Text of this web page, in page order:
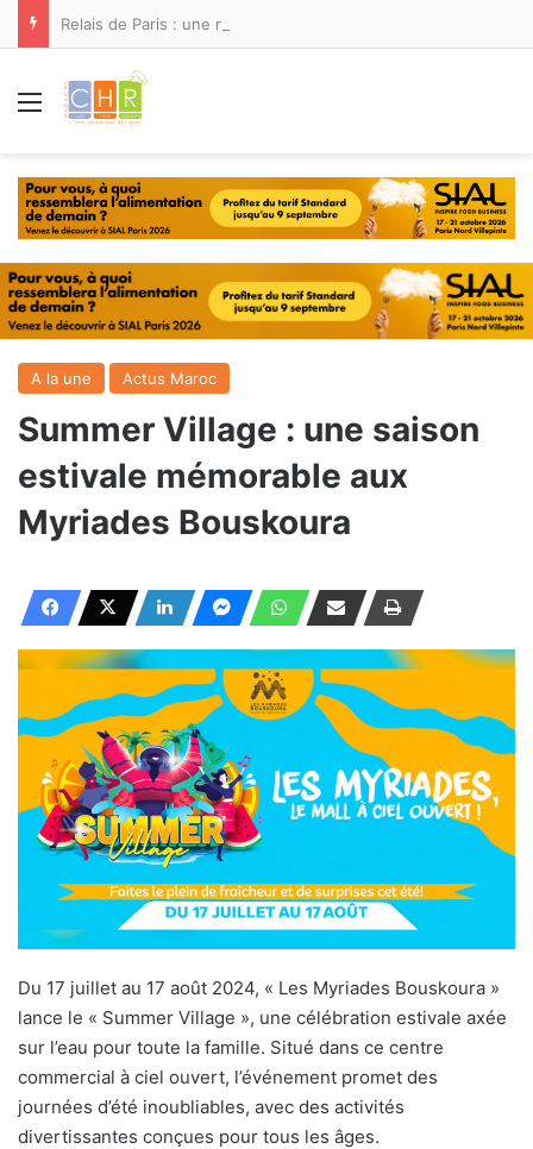
Menu
A la une Actus Maroc
Summer Village : une saison
estivale mémorable aux
Myriades Bouskoura
Du 17 juillet au 17 août 2024, « Les Myriades Bouskoura »
lance le « Summer Village », une célébration estivale axée
sur l’eau pour toute la famille. Situé dans ce centre
commercial à ciel ouvert, l’événement promet des
journées d’été inoubliables, avec des activités
divertissantes conçues pour tous les âges.